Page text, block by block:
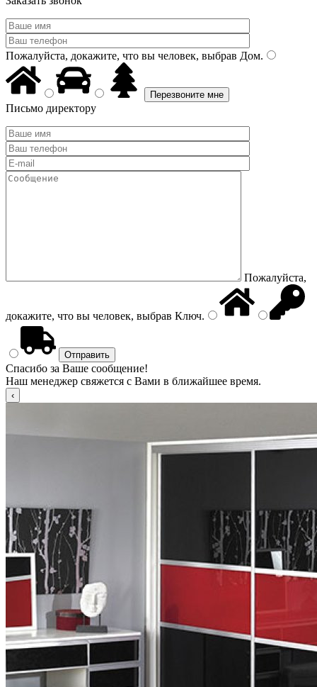
Пожалуйста, докажите, что вы человек, выбрав Дом.
Письмо директору
Пожалуйста,
докажите, что вы человек, выбрав Ключ.
Спасибо за Ваше сообщение!
Наш менеджер свяжется с Вами в ближайшее время.